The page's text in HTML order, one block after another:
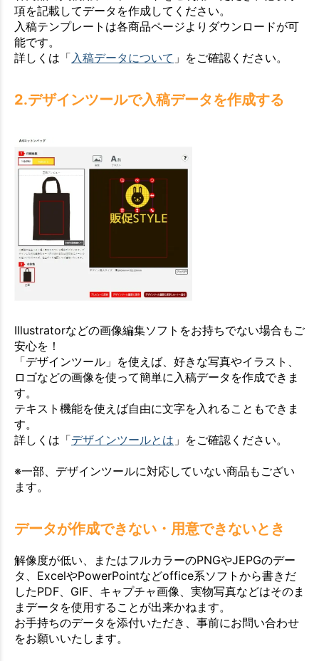
項を記載してデータを作成してください。
入稿テンプレートは各商品ページよりダウンロードが可
能です。
詳しくは「入稿データについて 」をご確認ください。
2.デザインツールで入稿データを作成する
Illustratorなどの画像編集ソフトをお持ちでない場合もご
安心を！
「デザインツール」を使えば、好きな写真やイラスト、
ロゴなどの画像を使って簡単に入稿データを作成できま
す。
テキスト機能を使えば自由に文字を入れることもできま
す。
詳しくは「デザインツールとは 」をご確認ください。
※一部、デザインツールに対応していない商品もござい
ます。
データが作成できない・用意できないとき
解像度が低い、またはフルカラーのPNGやJEPGのデー
タ、ExcelやPowerPointなどoffice系ソフトから書きだ
したPDF、GIF、キャプチャ画像、実物写真などはそのま
まデータを使用することが出来かねます。
お手持ちのデータを添付いただき、事前にお問い合わせ
をお願いいたします。